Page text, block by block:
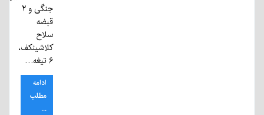
جنگی و ۲
قبضه
سلاح
کلاشینکف،
۶ تیغه…
ادامه
مطلب
...